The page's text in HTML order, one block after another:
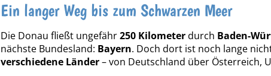
Ein langer Weg bis zum Schwarzen Meer
Die Donau fließt ungefähr250 Kilometerdurch Baden-
nächste Bundesland: Bayern. Doch dort ist noch lange
verschiedene Länder– von Deutschland über Österreich,